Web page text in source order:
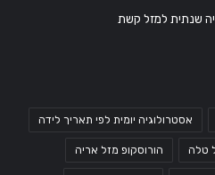
אסטרולוגיה יומית לפי תאריך לידה
טלה הורוסקופ מזל אריה